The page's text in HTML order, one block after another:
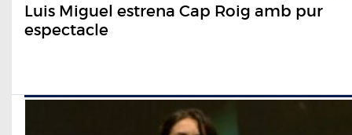
Luis Miguel estrena Cap Roig amb pur
espectacle